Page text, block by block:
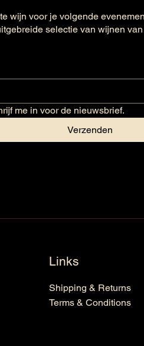
wijn voor je volgende
selectie van wijnen
me in voor de nieuwsbrief.
Verzenden
Links
Shipping & Returns
Terms & Conditions